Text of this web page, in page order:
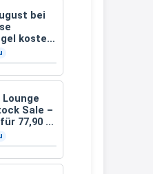
bei
kostet
Sale –
77,90 €
und
da man
auch
im
an der Kasse
einlösen kann.